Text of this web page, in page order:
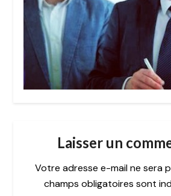
Laisser un
Votre adresse e-mail ne sera
champs obligatoires sont